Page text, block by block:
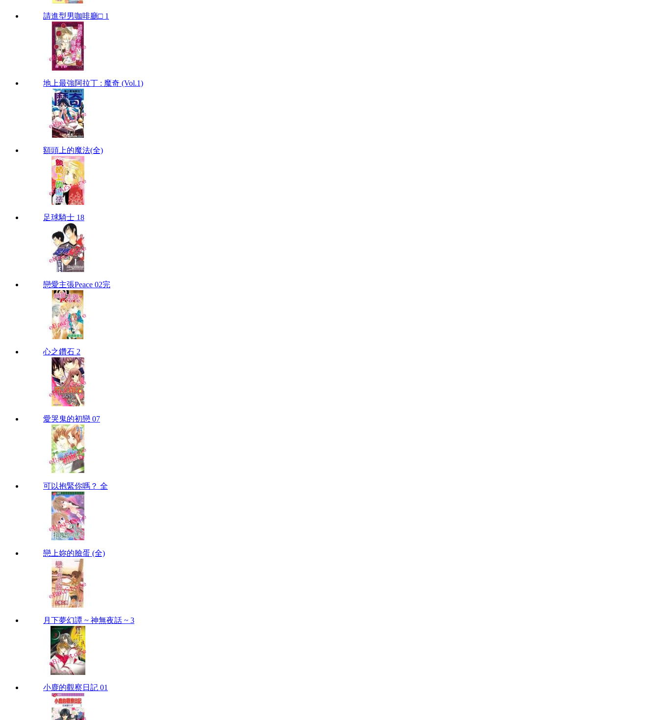
請進型男咖啡廳□ 1
地上最強阿拉丁 : 魔奇 (Vol.1)
額頭上的魔法(全)
足球騎士 18
戀愛主張Peace 02完
心之鑽石 2
愛哭鬼的初戀 07
可以抱緊你嗎？ 全
戀上妳的臉蛋 (全)
月下夢幻譚 ~ 神無夜話 ~ 3
小鹿的觀察日記 01